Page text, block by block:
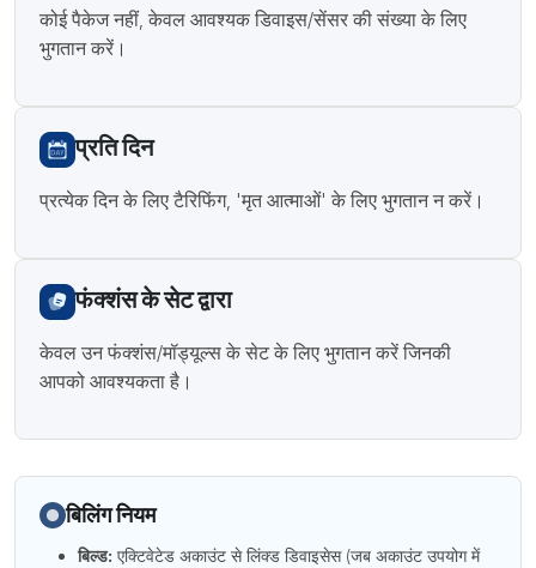
कोई पैकेज नहीं, केवल आवश्यक डिवाइस/सेंसर की संख्या के लिए
भुगतान करें।
प्रति दिन
प्रत्येक दिन के लिए टैरिफिंग, 'मृत आत्माओं' के लिए भुगतान न करें।
फंक्शंस के सेट द्वारा
केवल उन फंक्शंस/मॉड्यूल्स के सेट के लिए भुगतान करें जिनकी
आपको आवश्यकता है।
बिलिंग नियम
बिल्ड: एक्टिवेटेड अकाउंट से लिंक्ड डिवाइसेस (जब अकाउंट उपयोग में